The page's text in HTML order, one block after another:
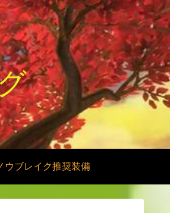
ウブレイク推奨装備